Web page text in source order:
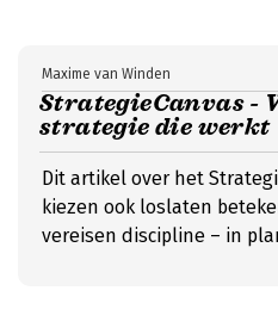
StrategieCanvas -
strategie die werkt
Maxime van Winden
Dit artikel over het
kiezen ook loslaten
vereisen discipline – in